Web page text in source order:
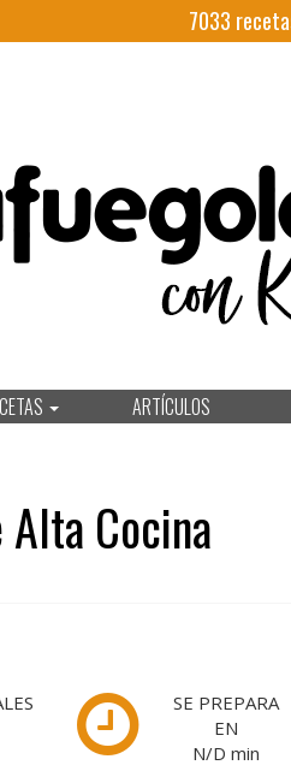
7033
ARTÍCULOS
Cocina
SE PREPARA
EN
N/D min